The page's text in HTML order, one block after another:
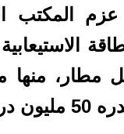
عزم